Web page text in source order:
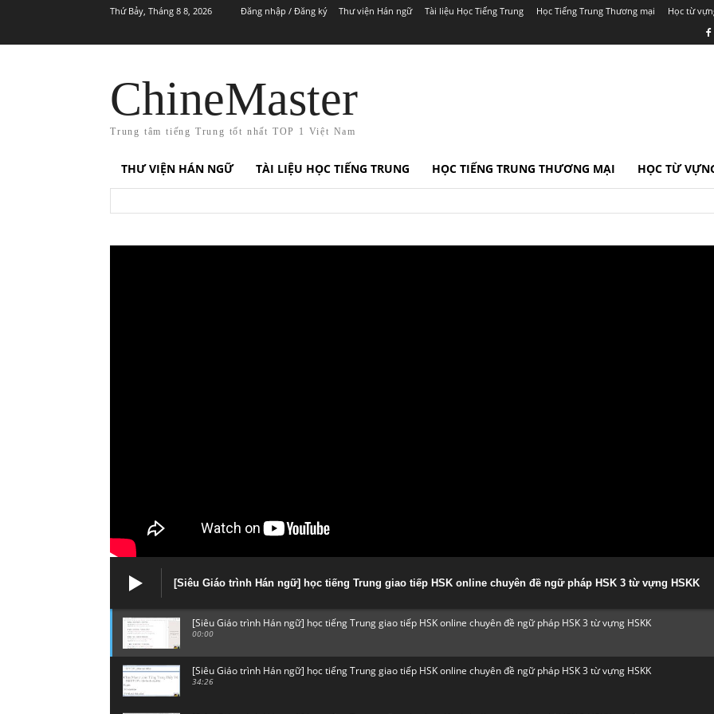
Thứ Bảy, Tháng 8 8, 2026 Đăng nhập / Đăng ký Thư viện Hán ngữ Tài liệu Học Tiếng Trung Học Tiếng Trung Thương mại Học từ
ChineMaster
Trung tâm tiếng Trung tốt nhất TOP 1 Việt Nam
THƯ VIỆN HÁN NGỮ TÀI LIỆU HỌC TIẾNG TRUNG HỌC TIẾNG TRUNG THƯƠNG MẠI HỌC TỪ
[Siêu Giáo trình Hán ngữ] học tiếng Trung giao tiếp HSK online chuyên đề ngữ pháp HSK 3 từ vựng HSKK
[Siêu Giáo trình Hán ngữ] học tiếng Trung giao tiếp HSK online chuyên đề ngữ pháp HSK 3 từ vựng HSKK
00:00
[Siêu Giáo trình Hán ngữ] học tiếng Trung giao tiếp HSK online chuyên đề ngữ pháp HSK 3 từ vựng HSKK
34:26